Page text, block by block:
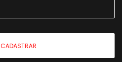
CADASTRAR